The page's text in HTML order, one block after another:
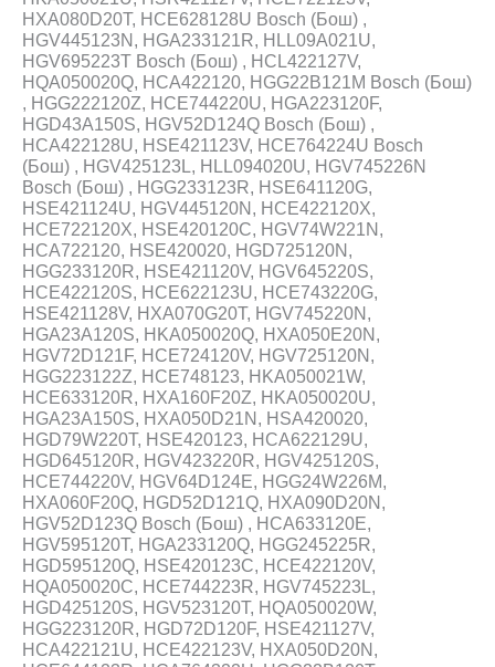
HXA080D20T, HCE628128U Bosch (Бош) ,
HGV445123N, HGA233121R, HLL09A021U,
HGV695223T Bosch (Бош) , HCL422127V,
HQA050020Q, HCA422120, HGG22B121M Bosch (Бош)
, HGG222120Z, HCE744220U, HGA223120F,
HGD43A150S, HGV52D124Q Bosch (Бош) ,
HCA422128U, HSE421123V, HCE764224U Bosch
(Бош) , HGV425123L, HLL094020U, HGV745226N
Bosch (Бош) , HGG233123R, HSE641120G,
HSE421124U, HGV445120N, HCE422120X,
HCE722120X, HSE420120C, HGV74W221N,
HCA722120, HSE420020, HGD725120N,
HGG233120R, HSE421120V, HGV645220S,
HCE422120S, HCE622123U, HCE743220G,
HSE421128V, HXA070G20T, HGV745220N,
HGA23A120S, HKA050020Q, HXA050E20N,
HGV72D121F, HCE724120V, HGV725120N,
HGG223122Z, HCE748123, HKA050021W,
HCE633120R, HXA160F20Z, HKA050020U,
HGA23A150S, HXA050D21N, HSA420020,
HGD79W220T, HSE420123, HCA622129U,
HGD645120R, HGV423220R, HGV425120S,
HCE744220V, HGV64D124E, HGG24W226M,
HXA060F20Q, HGD52D121Q, HXA090D20N,
HGV52D123Q Bosch (Бош) , HCA633120E,
HGV595120T, HGA233120Q, HGG245225R,
HGD595120Q, HSE420123C, HCE422120V,
HQA050020C, HCE744223R, HGV745223L,
HGD425120S, HGV523120T, HQA050020W,
HGG223120R, HGD72D120F, HSE421127V,
HCA422121U, HCE422123V, HXA050D20N,